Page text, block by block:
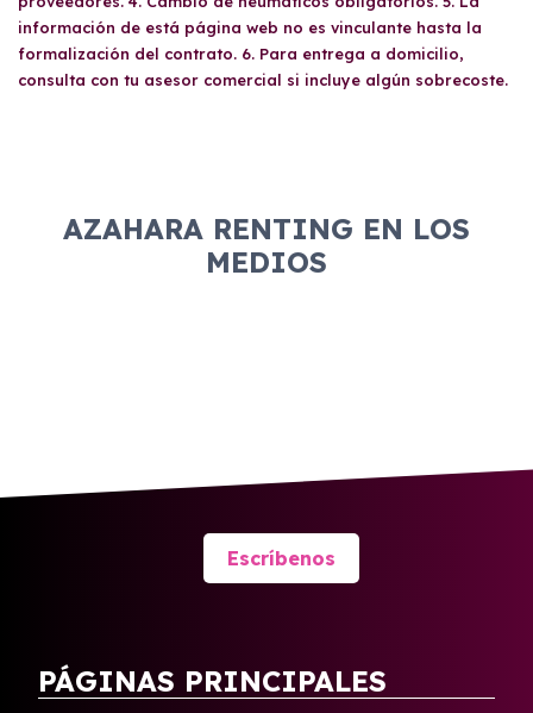
información de está página web no es vinculante hasta la
formalización del contrato. 6. Para entrega a domicilio,
consulta con tu asesor comercial si incluye algún sobrecoste.
AZAHARA RENTING EN LOS
MEDIOS
Escríbenos
PÁGINAS PRINCIPALES